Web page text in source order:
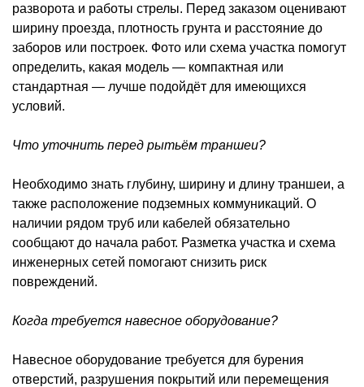
разворота и работы стрелы. Перед заказом оценивают
ширину проезда, плотность грунта и расстояние до
заборов или построек. Фото или схема участка помогут
определить, какая модель — компактная или
стандартная — лучше подойдёт для имеющихся
условий.
Что уточнить перед рытьём траншеи?
Необходимо знать глубину, ширину и длину траншеи, а
также расположение подземных коммуникаций. О
наличии рядом труб или кабелей обязательно
сообщают до начала работ. Разметка участка и схема
инженерных сетей помогают снизить риск
повреждений.
Когда требуется навесное оборудование?
Навесное оборудование требуется для бурения
отверстий, разрушения покрытий или перемещения